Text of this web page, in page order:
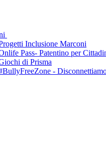
Inclusione Marconi
Pass- Patentino per
di Prisma
-